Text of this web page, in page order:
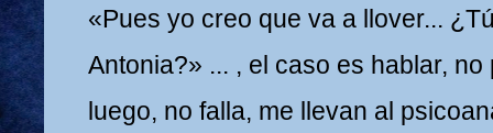
«Pues yo creo que va a llover...
Antonia?» ... , el caso es hablar,
luego, no falla, me llevan al